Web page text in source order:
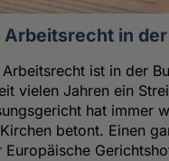
in
ist in der
vielen Jahren ein
hat immer
betont. Einen
Europäische